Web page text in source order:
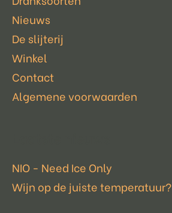
Nieuws
De slijterij
Winkel
Contact
Algemene voorwaarden
NIO - Need Ice Only
Wijn op de juiste temperatuur?